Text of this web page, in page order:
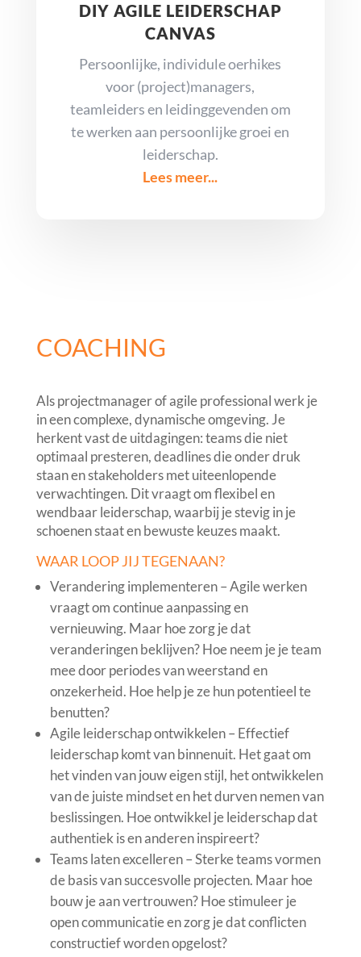
DIY AGILE LEIDERSCHAP
CANVAS
Persoonlijke, individule oerhikes
voor (project)managers,
teamleiders en leidinggevenden om
te werken aan persoonlijke groei en
leiderschap.
Lees meer...
COACHING
Als projectmanager of agile professional werk je
in een complexe, dynamische omgeving. Je
herkent vast de uitdagingen: teams die niet
optimaal presteren, deadlines die onder druk
staan en stakeholders met uiteenlopende
verwachtingen. Dit vraagt om flexibel en
wendbaar leiderschap, waarbij je stevig in je
schoenen staat en bewuste keuzes maakt.
WAAR LOOP JIJ TEGENAAN?
Verandering implementeren – Agile werken
vraagt om continue aanpassing en
vernieuwing. Maar hoe zorg je dat
veranderingen beklijven? Hoe neem je je team
mee door periodes van weerstand en
onzekerheid. Hoe help je ze hun potentieel te
benutten?
Agile leiderschap ontwikkelen – Effectief
leiderschap komt van binnenuit. Het gaat om
het vinden van jouw eigen stijl, het ontwikkelen
van de juiste mindset en het durven nemen van
beslissingen. Hoe ontwikkel je leiderschap dat
authentiek is en anderen inspireert?
Teams laten excelleren – Sterke teams vormen
de basis van succesvolle projecten. Maar hoe
bouw je aan vertrouwen? Hoe stimuleer je
open communicatie en zorg je dat conflicten
constructief worden opgelost?